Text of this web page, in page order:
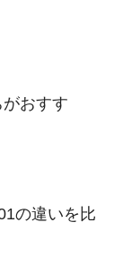
おすす
の違いを比